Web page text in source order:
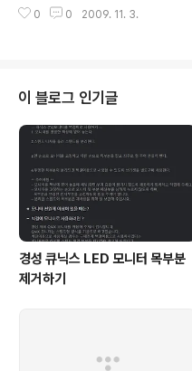
션)을 지정하려고 했는데, 그만 미리보
니다. 벌레의 유형 파이어폭스를 사용할
면 되고 다른 놈은 제 역할도 못하게 만
이다. 벌레의 발견 지난 10월 30일 스
작성하다가 외부 이미지를 불러오면서
내가 자료화면으로 제시하는
메뉴와 부가기능 메뉴를 ..
0 0 2009. 11. 3.
이 블로그 인기글
경성 큐닉스 LED 모니터 목부분
제거하기